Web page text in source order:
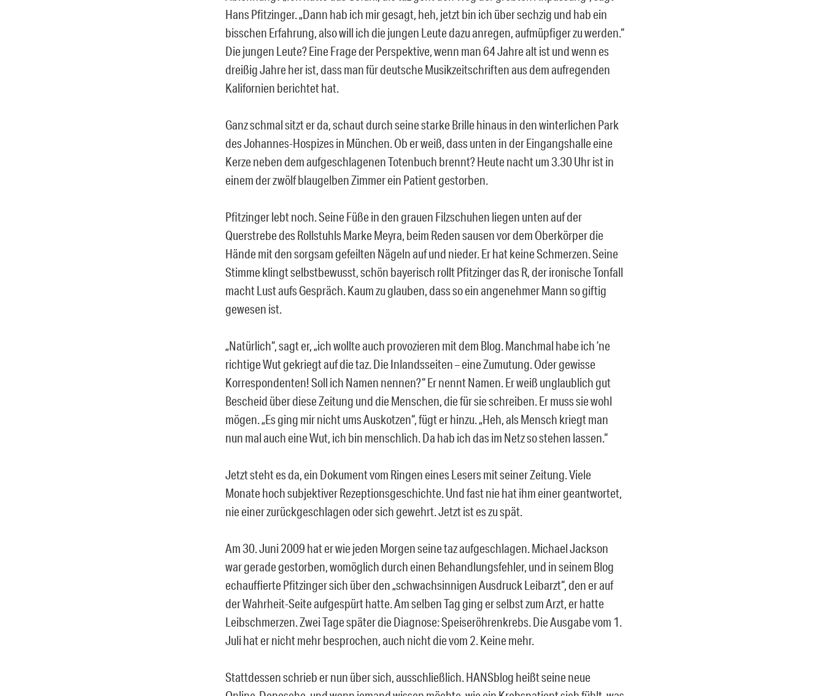
Hans Pfitzinger. „Dann hab ich mir gesagt, heh, jetzt bin ich über sechzig und hab ein
bisschen Erfahrung, also will ich die jungen Leute dazu anregen, aufmüpfiger zu werden.“
Die jungen Leute? Eine Frage der Perspektive, wenn man 64 Jahre alt ist und wenn es
dreißig Jahre her ist, dass man für deutsche Musikzeitschriften aus dem aufregenden
Kalifornien berichtet hat.
Ganz schmal sitzt er da, schaut durch seine starke Brille hinaus in den winterlichen Park
des Johannes-Hospizes in München. Ob er weiß, dass unten in der Eingangshalle eine
Kerze neben dem aufgeschlagenen Totenbuch brennt? Heute nacht um 3.30 Uhr ist in
einem der zwölf blaugelben Zimmer ein Patient gestorben.
Pfitzinger lebt noch. Seine Füße in den grauen Filzschuhen liegen unten auf der
Querstrebe des Rollstuhls Marke Meyra, beim Reden sausen vor dem Oberkörper die
Hände mit den sorgsam gefeilten Nägeln auf und nieder. Er hat keine Schmerzen. Seine
Stimme klingt selbstbewusst, schön bayerisch rollt Pfitzinger das R, der ironische Tonfall
macht Lust aufs Gespräch. Kaum zu glauben, dass so ein angenehmer Mann so giftig
gewesen ist.
„Natürlich“, sagt er, „ich wollte auch provozieren mit dem Blog. Manchmal habe ich ’ne
richtige Wut gekriegt auf die taz. Die Inlandsseiten – eine Zumutung. Oder gewisse
Korrespondenten! Soll ich Namen nennen?“ Er nennt Namen. Er weiß unglaublich gut
Bescheid über diese Zeitung und die Menschen, die für sie schreiben. Er muss sie wohl
mögen. „Es ging mir nicht ums Auskotzen“, fügt er hinzu. „Heh, als Mensch kriegt man
nun mal auch eine Wut, ich bin menschlich. Da hab ich das im Netz so stehen lassen.“
Jetzt steht es da, ein Dokument vom Ringen eines Lesers mit seiner Zeitung. Viele
Monate hoch subjektiver Rezeptionsgeschichte. Und fast nie hat ihm einer geantwortet,
nie einer zurückgeschlagen oder sich gewehrt. Jetzt ist es zu spät.
Am 30. Juni 2009 hat er wie jeden Morgen seine taz aufgeschlagen. Michael Jackson
war gerade gestorben, womöglich durch einen Behandlungsfehler, und in seinem Blog
echauffierte Pfitzinger sich über den „schwachsinnigen Ausdruck Leibarzt“, den er auf
der Wahrheit-Seite aufgespürt hatte. Am selben Tag ging er selbst zum Arzt, er hatte
Leibschmerzen. Zwei Tage später die Diagnose: Speiseröhrenkrebs. Die Ausgabe vom 1.
Juli hat er nicht mehr besprochen, auch nicht die vom 2. Keine mehr.
Stattdessen schrieb er nun über sich, ausschließlich. HANSblog heißt seine neue